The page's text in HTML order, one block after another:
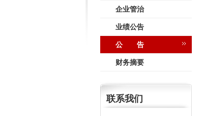
企业管治
业绩公告
公 告
财务摘要
联系我们